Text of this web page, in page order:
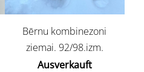
Bērnu kombinezoni
ziemai. 92/98.izm.
Ausverkauft